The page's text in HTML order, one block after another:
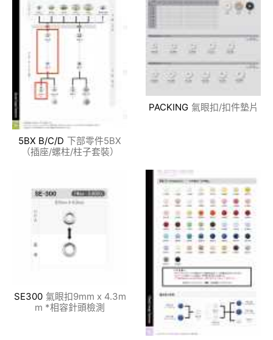
5BX B/C/D 下部零件5BX
（插座/螺柱/柱子套裝）
PACKING 氣眼扣/扣件墊片
SE300 氣眼扣9mm x 4.3m
m *相容針頭檢測